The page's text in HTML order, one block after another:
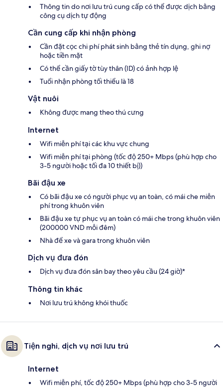
Thông tin do nơi lưu trú cung cấp có thể được dịch bằng
công cụ dịch tự động
Cần cung cấp khi nhận phòng
Cần đặt cọc chi phí phát sinh bằng thẻ tín dụng, ghi nợ
hoặc tiền mặt
Có thể cần giấy tờ tùy thân (ID) có ảnh hợp lệ
Tuổi nhận phòng tối thiểu là 18
Vật nuôi
Không được mang theo thú cưng
Internet
Wifi miễn phí tại các khu vực chung
Wifi miễn phí tại phòng (tốc độ 250+ Mbps (phù hợp cho
3-5 người hoặc tối đa 10 thiết bị))
Bãi đậu xe
Có bãi đậu xe có người phục vụ an toàn, có mái che miễn
phí trong khuôn viên
Bãi đậu xe tự phục vụ an toàn có mái che trong khuôn viên
(200000 VND mỗi đêm)
Nhà để xe và gara trong khuôn viên
Dịch vụ đưa đón
Dịch vụ đưa đón sân bay theo yêu cầu (24 giờ)*
Thông tin khác
Nơi lưu trú không khói thuốc
Tiện nghi, dịch vụ nơi lưu trú
Internet
Wifi miễn phí, tốc độ 250+ Mbps (phù hợp cho 3-5 người